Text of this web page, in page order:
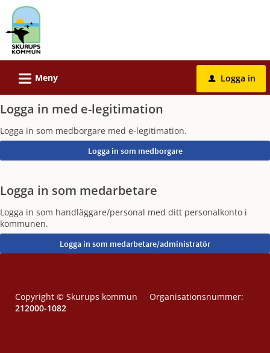
Välkommen
till
tjänster
Skurups
kommun
L Meny u Logga in
Logga in med e-legitimation
Logga in som medborgare med e-legitimation.
Logga in som medarbetare
Logga in som handläggare/personal med ditt personalkonto i
kommunen.
Copyright © Skurups kommun Organisationsnummer:
212000-1082